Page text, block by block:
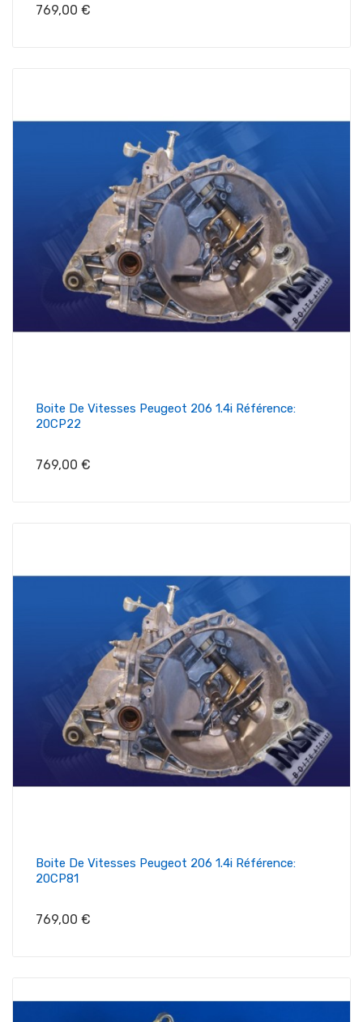
Prix
769,00 €
Boite De Vitesses Peugeot 206 1.4i Référence:
20CP22
Prix
769,00 €
Boite De Vitesses Peugeot 206 1.4i Référence:
20CP81
Prix
769,00 €